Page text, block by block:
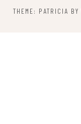
THEME: PATRICIA BY